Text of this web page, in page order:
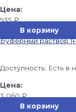
935₽
В корзину
Буферный раствор
Доступность: Есть в
3 060₽
В корзину